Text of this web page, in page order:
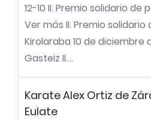
12-10 II. Premio solidario de
Ver más II. Premio
Kirolaraba 10 de diciembre
Gasteiz II....
Karate Alex Ortiz de
Eulate